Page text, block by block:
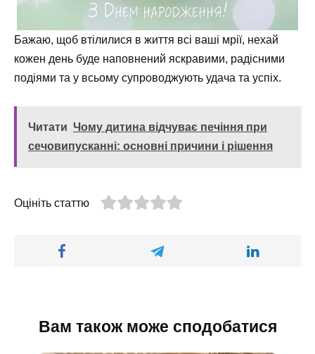
Бажаю, щоб втілилися в життя всі ваші мрії, нехай
кожен день буде наповнений яскравими, радісними
подіями та у всьому супроводжують удача та успіх.
Читати Чому дитина відчуває печіння при
сечовипусканні: основні причини і рішення
Оцініть статтю
Вам також може сподобатися